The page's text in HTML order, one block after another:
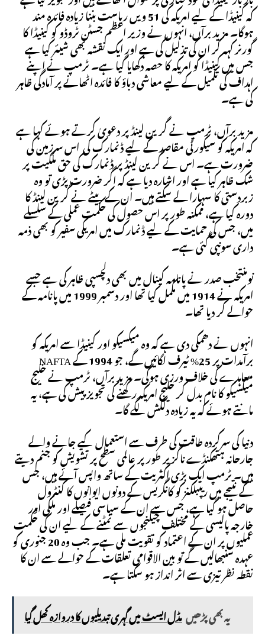
کہ کینیڈا کے لیے امریکہ کی 51 ویں ریاست بننا زیادہ فائدہ مند
ہوگا۔ مزید برآں، انہوں نے وزیر اعظم جسٹن ٹروڈو کو کینیڈا کا
گورنر کہہ کر ان کی تذلیل کی ہے اور ایک نقشہ بھی شیئر کیا ہے
جس میں کینیڈا کو امریکہ کا حصہ دکھایا گیا ہے۔ ٹرمپ نے اپنے
اہداف کی تکمیل کے لیے معاشی دباؤ کا فائدہ اٹھانے پر آمادگی ظاہر
کی ہے۔
مزید برآں، ٹرمپ نے گرین لینڈ پر دعویٰ کرتے ہوئے کہا ہے
کہ امریکہ کو سیکورٹی مقاصد کے لیے ڈنمارک کی اس سرزمین کی
ضرورت ہے۔ اس نے گرین لینڈ پر ڈنمارک کی حق ملکیت پر
شک ظاہر کیا ہے اور اشارہ دیا ہے کہ اگر ضرورت پڑی تو وہ
زبردستی کا سہارا لے سکتے ہیں۔ ان کے بیٹے نے گرین لینڈ کا
دورہ کیا ہے، ممکنہ طور پر اس حصول کی حکمت عملی کے سلسلے
میں، جس کی حمایت کے لیے ڈنمارک میں امریکی سفیر کو بھی ذمہ
داری سونپی گئی ہے۔
نومنتخب صدر نے پانامہ کینال میں بھی دلچسپی ظاہر کی ہے جسے
امریکہ نے 1914 میں مکمل کیا تھا اور دسمبر 1999 میں پانامہ کے
حوالے کر دیا تھا۔
انہوں نے دھمکی دی ہے کہ وہ میکسیکو اور کینیڈا سے امریکہ کو
برآمدات پر 25% ٹیرف لگائیں گے، جو 1994 کے NAFTA
معاہدے کی خلاف ورزی ہوگی۔ مزید برآں، ٹرمپ نے خلیج
میکسیکو کا نام بدل کر خلیج امریکہ رکھنے کی تجویز پیش کی ہے، یہ
مانتے ہوئے کہ یہ زیادہ دلکش لگے گا۔
دنیا کی سرکردہ طاقت کی طرف سے استعمال کیے جانے والے
جارحانہ ہتھکنڈے ناگزیر طور پر عالمی سطح پر تشویش کو جنم دیتے
ہیں۔ ٹرمپ ایک بڑی اکثریت کے ساتھ واپس آئے ہیں، جس
کے نتیجے میں ریپبلکنز کو کانگریس کے دونوں ایوانوں کا کنٹرول
حاصل ہو گیا ہے، جس سے ان کے سیاسی فیصلے اور ملکی اور
خارجہ پالیسی کے مختلف چیلنجوں سے نمٹنے کے لیے ان کی حکمت
عملیوں پر ان کے اعتماد کو تقویت ملی ہے۔ جب وہ 20 جنوری کو
عہدہ سنبھالیں گے تو بین الاقوامی تعلقات کے حوالے سے ان کا
نقطہ نظر تیزی سے اثر انداز ہو سکتا ہے۔
یہ بھی پڑھیںمڈل ایسٹ میں گہری تبدیلیوں کا دروازہ کھل گیا